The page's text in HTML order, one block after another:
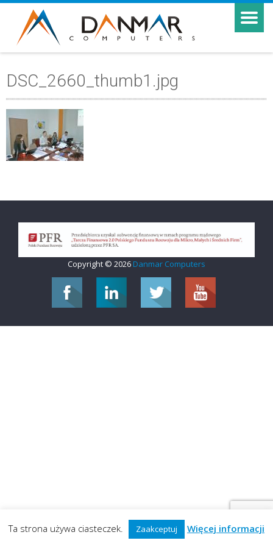
DSC_2660_thumb1.jpg
Copyright © 2026 Danmar Computers
Ta strona używa ciasteczek. Zaakceptuj Więcej informacji